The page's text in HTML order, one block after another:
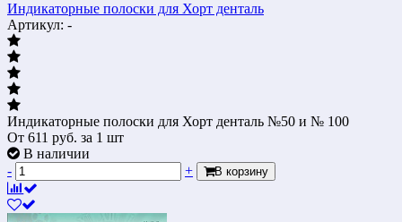
Индикаторные полоски для Хорт денталь
Артикул: -
Индикаторные полоски для Хорт денталь №50 и № 100
От 611 руб. за 1 шт
В наличии
-
+ В корзину